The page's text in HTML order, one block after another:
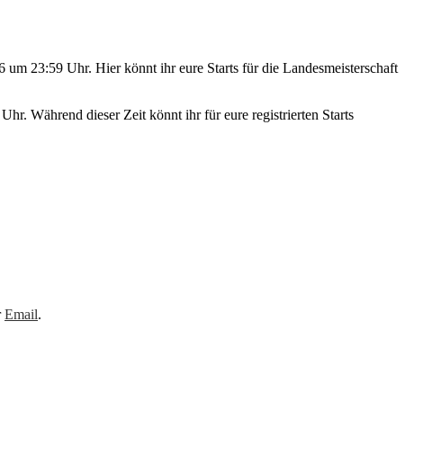
23:59 Uhr. Hier könnt ihr eure Starts für die Landesmeisterschaft
Während dieser Zeit könnt ihr für eure registrierten Starts
Email.